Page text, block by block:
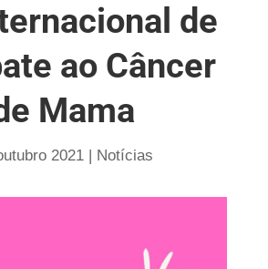
de
ao Câncer
Mama
2021| Notícias